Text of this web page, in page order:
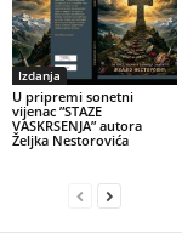
Izdanja
U pripremi sonetni
vijenac ”STAZE
VASKRSENJA” autora
Željka Nestorovića